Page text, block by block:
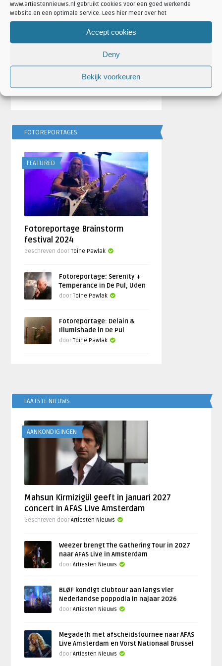
www.artiestennieuws.nl gebruikt cookies voor een goed werkende
website en een optimale service. Lees hier meer over het
Accept cookies
Deny
Bekijk voorkeuren
Bulgarije wint Eurovisie
Songfestival 2026,
Nederland ontbreekt
doorDjuna Vaesen
Festivalseizoen 2026 trapt
af met REBiRTH Festival
doorDjuna Vaesen
FOTOREPORTAGES
FEATURED
Fotoreportage Brainstorm
festival 2024
Geschreven doorToine Pawlak
Fotoreportage: Serenity +
Temperance in De Pul, Uden
doorToine Pawlak
Fotoreportage: Delain &
Illumishade in De Pul
doorToine Pawlak
LAATSTE NIEUWS
AANKONDIGINGEN
Mahsun Kirmizigül geeft in januari 2027
concert in AFAS Live Amsterdam
Geschreven doorArtiesten Nieuws
Weezer brengt The Gathering Tour in 2027
naar AFAS Live in Amsterdam
doorArtiesten Nieuws
BLØF kondigt clubtour aan langs vier
Nederlandse poppodia in najaar 2026
doorArtiesten Nieuws
Megadeth met afscheidstournee naar AFAS
Live Amsterdam en Vorst Nationaal Brussel
doorArtiesten Nieuws